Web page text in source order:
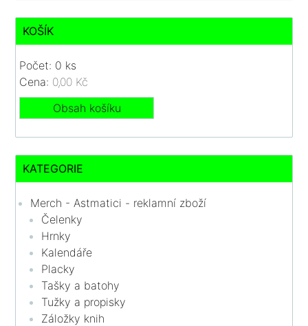
KOŠÍK
Počet: 0 ks
Cena: 0,00 Kč
Obsah košíku
KATEGORIE
Merch - Astmatici - reklamní zboží
Čelenky
Hrnky
Kalendáře
Placky
Tašky a batohy
Tužky a propisky
Záložky knih